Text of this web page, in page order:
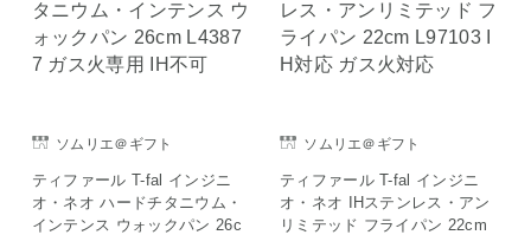
ソムリエ＠ギフト
ティファール T-fal インジニ
オ・ネオ ハードチタニウム・
インテンス ウォックパン 26c
ソムリエ＠ギフト
ティファール T-fal インジニ
オ・ネオ IHステンレス・アン
リミテッド フライパン 22cm